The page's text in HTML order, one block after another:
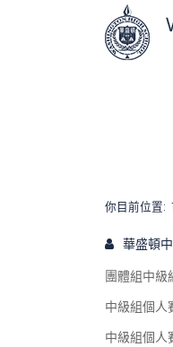
你目前位置:
華盛頓
團體組中
中級組個人
中級組個人